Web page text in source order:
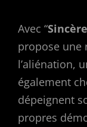
Avec “
propose une
l’aliénation,
également
dépeignent
propres